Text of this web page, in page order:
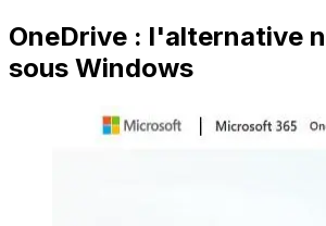
OneDrive : l'alternative
sous Windows